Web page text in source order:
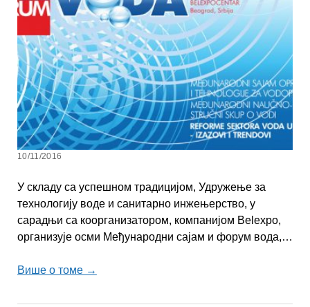
10/11/2016
У складу са успешном традицијом, Удружење за
технологију воде и санитарно инжењерство, у
сарадњи са коорганизатором, компанијом Belexpo,
организује осми Међународни сајам и форум вода,…
Више о томе →